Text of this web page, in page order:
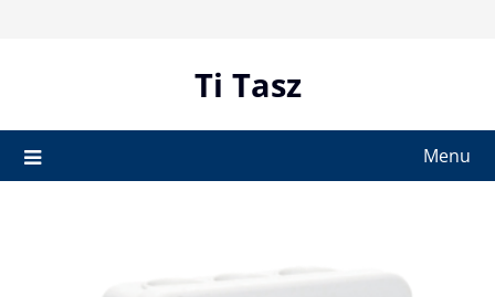
Ti Tasz
Menu